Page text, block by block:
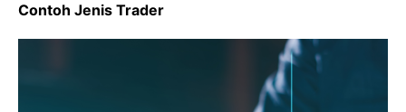
Contoh Jenis Trader